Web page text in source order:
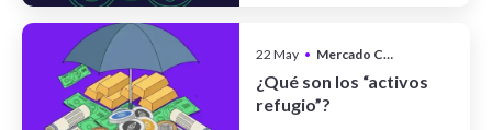
22 May • Mercado Cripto
¿Qué son los “activos
refugio”?